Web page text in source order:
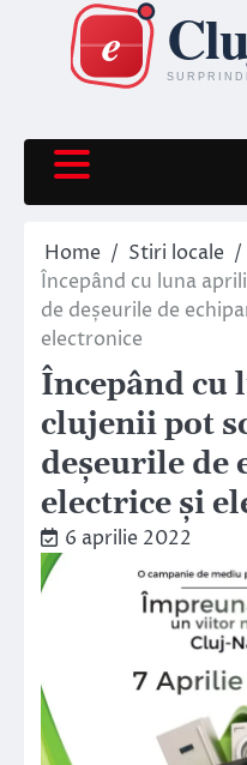
content
Home
Stiri locale
Începând cu luna
de deșeurile de
electronice
Începând cu
clujenii pot
deșeurile de
electrice și
6 aprilie 2022